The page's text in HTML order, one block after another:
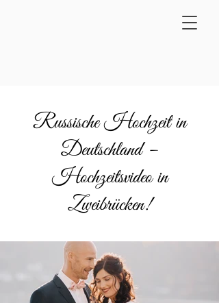
Russische Hochzeit in
Deutschland –
Hochzeitsvideo in
Zweibrücken!